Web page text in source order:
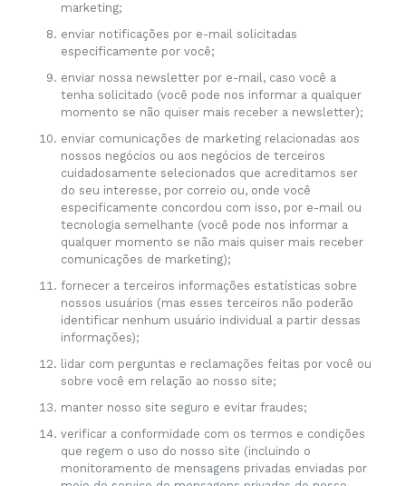
marketing;
enviar notificações por e-mail solicitadas
especificamente por você;
enviar nossa newsletter por e-mail, caso você a
tenha solicitado (você pode nos informar a qualquer
momento se não quiser mais receber a newsletter);
enviar comunicações de marketing relacionadas aos
nossos negócios ou aos negócios de terceiros
cuidadosamente selecionados que acreditamos ser
do seu interesse, por correio ou, onde você
especificamente concordou com isso, por e-mail ou
tecnologia semelhante (você pode nos informar a
qualquer momento se não mais quiser mais receber
comunicações de marketing);
fornecer a terceiros informações estatísticas sobre
nossos usuários (mas esses terceiros não poderão
identificar nenhum usuário individual a partir dessas
informações);
lidar com perguntas e reclamações feitas por você ou
sobre você em relação ao nosso site;
manter nosso site seguro e evitar fraudes;
verificar a conformidade com os termos e condições
que regem o uso do nosso site (incluindo o
monitoramento de mensagens privadas enviadas por